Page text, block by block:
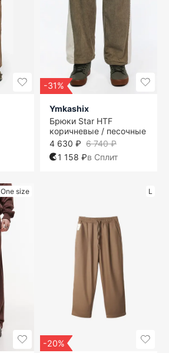
-31%
Ymkashix
Брюки Star HTF
коричневые / песочные
6 740 ₽
4 630 ₽
1 158 ₽в Сплит
One size L
-20%